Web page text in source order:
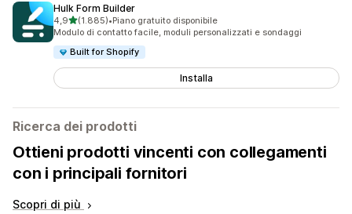
Hulk Form Builder
4,9stelle su 5
(1.885)
1885 recensioni totali
•Piano gratuito disponibile
Modulo di contatto facile, moduli personalizzati e sondaggi
Built for Shopify
Installa
Ricerca dei prodotti
Ottieni prodotti vincenti con collegamenti
con i principali fornitori
Scopri di più